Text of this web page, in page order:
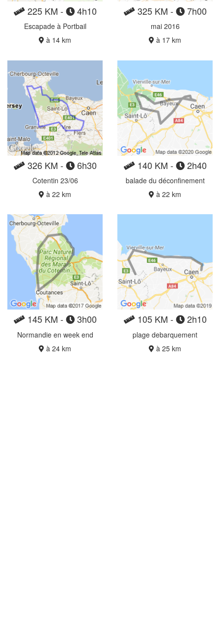
225 KM - 4h10
Escapade à Portbail
à 14 km
325 KM - 7h00
mai 2016
à 17 km
326 KM - 6h30
Cotentin 23/06
à 22 km
140 KM - 2h40
balade du déconfinement
à 22 km
145 KM - 3h00
Normandie en week end
à 24 km
105 KM - 2h10
plage debarquement
à 25 km